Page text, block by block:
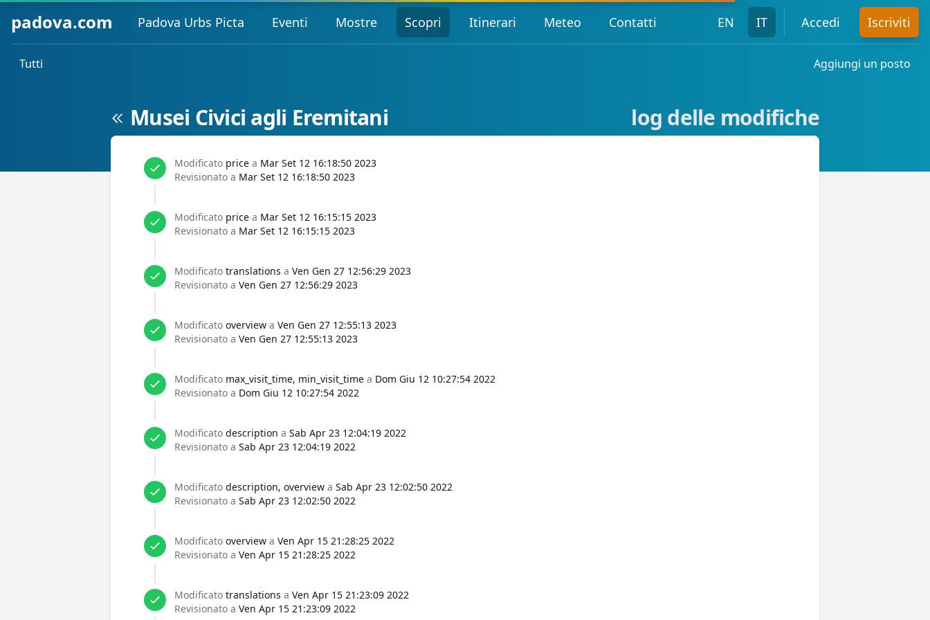
padova.com Padova Urbs Picta Eventi Mostre Scopri Itinerari Meteo Contatti EN IT Accedi Iscriviti
Tutti Aggiungi un posto
Musei Civici agli Eremitani log delle modifiche
Modificato price a Mar Set 12 16:18:50 2023
Revisionato a Mar Set 12 16:18:50 2023
Modificato price a Mar Set 12 16:15:15 2023
Revisionato a Mar Set 12 16:15:15 2023
Modificato translations a Ven Gen 27 12:56:29 2023
Revisionato a Ven Gen 27 12:56:29 2023
Modificato overview a Ven Gen 27 12:55:13 2023
Revisionato a Ven Gen 27 12:55:13 2023
Modificato max_visit_time, min_visit_time a Dom Giu 12 10:27:54 2022
Revisionato a Dom Giu 12 10:27:54 2022
Modificato description a Sab Apr 23 12:04:19 2022
Revisionato a Sab Apr 23 12:04:19 2022
Modificato description, overview a Sab Apr 23 12:02:50 2022
Revisionato a Sab Apr 23 12:02:50 2022
Modificato overview a Ven Apr 15 21:28:25 2022
Revisionato a Ven Apr 15 21:28:25 2022
Modificato translations a Ven Apr 15 21:23:09 2022
Revisionato a Ven Apr 15 21:23:09 2022